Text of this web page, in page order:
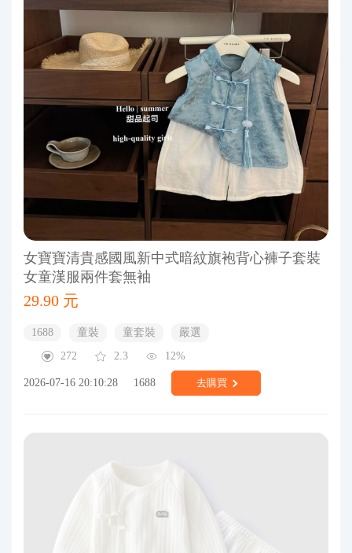
女寶寶清貴感國風新中式暗紋旗袍背心褲子套裝
女童漢服兩件套無袖
29.90 元
1688 童裝 童套裝
嚴選
272
2.3 12%
2026-07-16 20:10:28 1688 去購買